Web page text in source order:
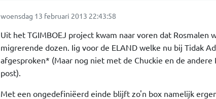
woensdag 13 februari 2013 22:43:58
Uit het TGIMBOEJ project kwam naar voren dat
migrerende dozen. Iig voor de ELAND welke nu bij Tidak
afgesproken* (Maar nog niet met de Chuckie en de andere
post).
Met een ongedefiniëerd einde blijft zo'n box namelijk